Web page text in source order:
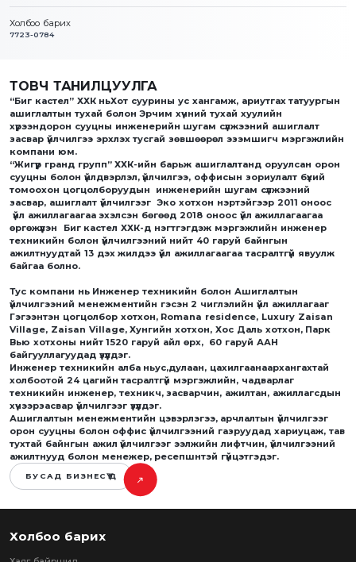
Холбоо барих
7723-0784
ТОВЧ ТАНИЛЦУУЛГА
“Биг кастел” ХХК ньХот суурины ус хангамж, ариутгах татуургын
ашиглалтын тухай болон Эрчим хүчний тухай хуулийн
хүрээндорон сууцны инженерийн шугам сүлжээний ашиглалт
засвар үйлчилгээ эрхлэх тусгай зөвшөөрөл эзэмшигч мэргэжлийн
компани юм.
“Жигүүр гранд групп” ХХК-ийн барьж ашиглалтанд оруулсан орон
сууцны болон үйлдвэрлэл, үйлчилгээ, оффисын зориулалт бүхий
томоохон цогцолборуудын инженерийн шугам сүлжээний
засвар, ашиглалт үйлчилгээг Эко хотхон нэртэйгээр 2011 оноос
үйл ажиллагаагаа эхэлсэн бөгөөд 2018 оноос үйл ажиллагаагаа
өргөжүүлэн Биг кастел ХХК-д нэгтгэгдэж мэргэжлийн инженер
техникийн болон үйлчилгээний нийт 40 гаруй байнгын
ажилтнуудтай 13 дэх жилдээ үйл ажиллагаагаа тасралтгүй явуулж
байгаа болно.
Тус компани нь Инженер техникийн болон Ашиглалтын
үйлчилгээний менежментийн гэсэн 2 чиглэлийн үйл ажиллагааг
Гэгээнтэн цогцолбор хотхон, Romana residence, Luxury Zaisan
Village, Zaisan Village, Хунгийн хотхон, Хос Даль хотхон, Парк
Вью хотхоны нийт 1520 гаруй айл өрх, 60 гаруй ААН
байгууллагуудад үзүүлдэг.
Инженер техникийн алба ньус,дулаан, цахилгаанаархангахтай
холбоотой 24 цагийн тасралтгүй мэргэжлийн, чадварлаг
техникийн инженер, техникч, засварчин, ажилтан, ажиллагсдын
хүчээрзасвар үйлчилгээг үзүүлдэг.
Ашиглалтын менежментийн цэвэрлэгээ, арчлалтын үйлчилгээг
орон сууцны болон оффис үйлчилгээний газруудад хариуцаж, тав
тухтай байнгын ажил үйлчилгээг ээлжийн лифтчин, үйлчилгээний
ажилтнууд болон менежер, ресепшнтэй гүйцэтгэдэг.
БУСАД БИЗНЕСҮҮД
Холбоо барих